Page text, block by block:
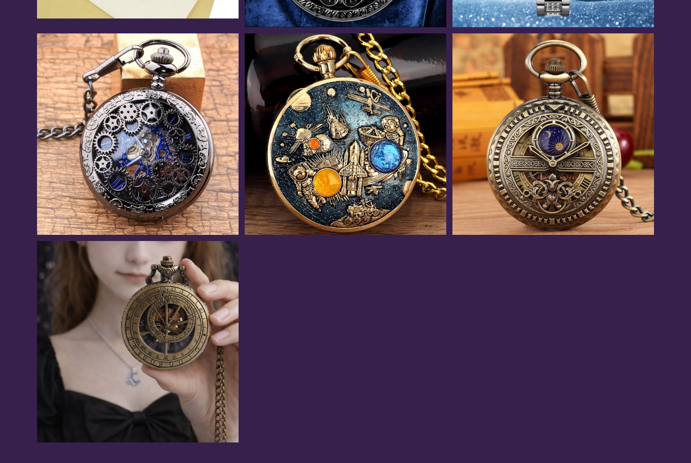
機械仕掛けの真夜中 / 懐中時計(全4色)
¥8,946
10%OFF
宇宙の天文時計(オルゴール付き) / 懐中時計(全7色)
¥11,552
20%OFF
太陽と月の天文時計 / 懐中時計
¥8,946
10%OFF
星詠みの天文時計 / 懐中時計(全4色)
¥8,493
5%OFF